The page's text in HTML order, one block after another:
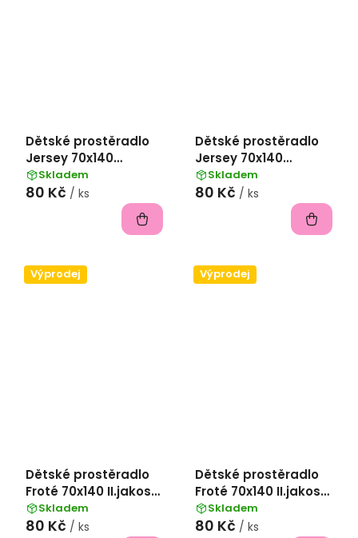
Dětské prostěradlo
Jersey 70x140
II.jakost - lososová
Skladem
80 Kč / ks
Dětské prostěradlo
Jersey 70x140
II.jakost - světle
zelená
Skladem
80 Kč / ks
Výprodej
Dětské prostěradlo
Froté 70x140 II.jakost
- šedá
Skladem
80 Kč / ks
Výprodej
Dětské prostěradlo
Froté 70x140 II.jakost
- kávová
Skladem
80 Kč / ks